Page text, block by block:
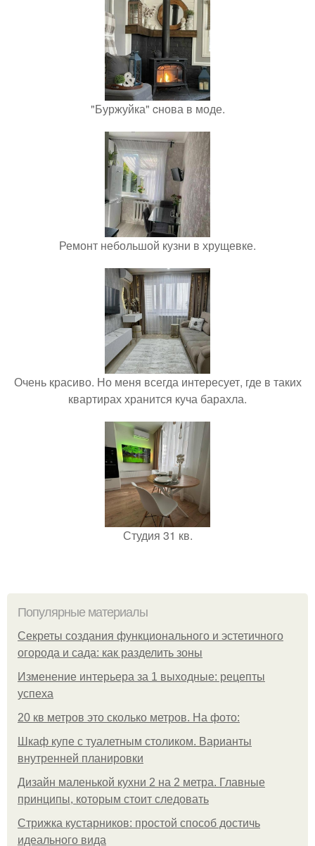
"Буржуйка" cнова в моде.
Ремонт небольшой кузни в хрущевке.
Очень красиво. Но меня всегда интересует, где в таких
квартирах хранится куча барахла.
Студия 31 кв.
Популярные материалы
Секреты создания функционального и эстетичного
огорода и сада: как разделить зоны
Изменение интерьера за 1 выходные: рецепты
успеха
20 кв метров это сколько метров. На фото:
Шкаф купе с туалетным столиком. Варианты
внутренней планировки
Дизайн маленькой кухни 2 на 2 метра. Главные
принципы, которым стоит следовать
Стрижка кустарников: простой способ достичь
идеального вида